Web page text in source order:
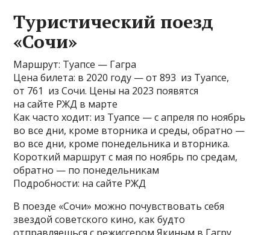
Туристический поезд
«Сочи»
Маршрут: Туапсе — Гагра
Цена билета: в 2020 году — от 893 из Туапсе,
от 761 из Сочи. Цены на 2023 появятся
на сайте РЖД в марте
Как часто ходит: из Туапсе — с апреля по ноябрь
во все дни, кроме вторника и среды, обратно —
во все дни, кроме понедельника и вторника.
Короткий маршрут с мая по ноябрь по средам,
обратно — по понедельникам
Подробности: на сайте РЖД
В поезде «Сочи» можно почувствовать себя
звездой советского кино, как будто